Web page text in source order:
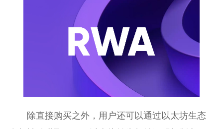
除直接购买之外，用户还可以通过以太坊生态